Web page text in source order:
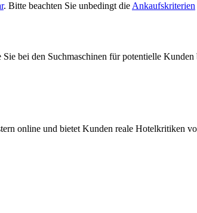
. Bitte beachten Sie unbedingt dieAnkaufskriterien
Sie bei den Suchmaschinen für potentielle
online und bietet Kunden reale Hotelkritiken